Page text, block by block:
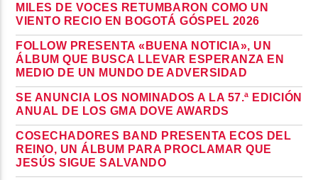
MILES DE VOCES RETUMBARON COMO UN
VIENTO RECIO EN BOGOTÁ GÓSPEL 2026
FOLLOW PRESENTA «BUENA NOTICIA», UN
ÁLBUM QUE BUSCA LLEVAR ESPERANZA EN
MEDIO DE UN MUNDO DE ADVERSIDAD
SE ANUNCIA LOS NOMINADOS A LA 57.ª EDICIÓN
ANUAL DE LOS GMA DOVE AWARDS
COSECHADORES BAND PRESENTA ECOS DEL
REINO, UN ÁLBUM PARA PROCLAMAR QUE
JESÚS SIGUE SALVANDO